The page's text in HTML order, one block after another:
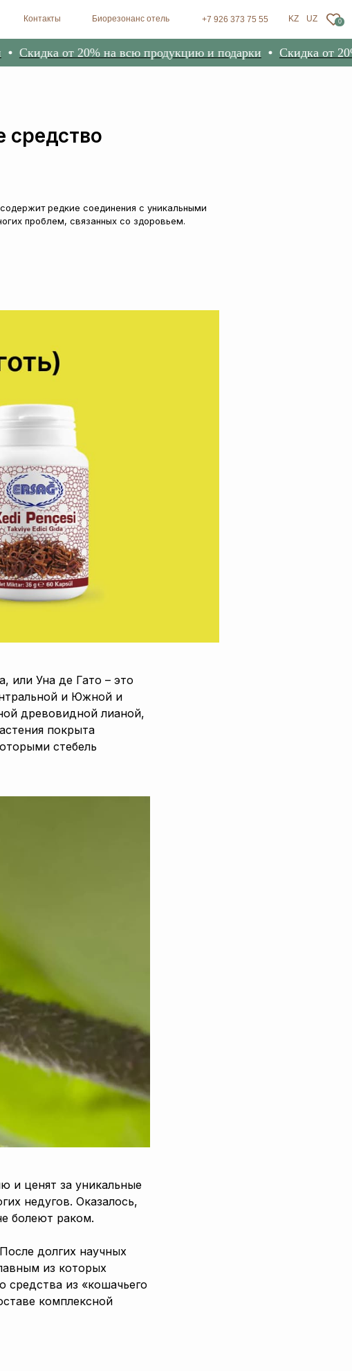
Биорезонанс отель KZ UZ
+7 926 373 75 55 0
от 20% на всю продукцию и подарки Скидка от 20% на
средство
редкие соединения с уникальными
проблем, связанных со здоровьем.
или Уна де Гато – это
и Южной и
древовидной лианой,
покрыта
стебель
и ценят за уникальные
недугов. Оказалось,
болеют раком.
долгих научных
из которых
средства из «кошачьего
комплексной